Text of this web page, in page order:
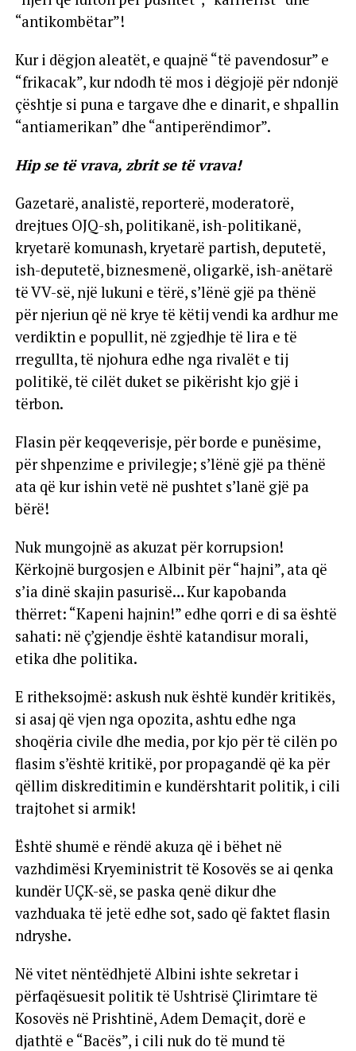
“antikombëtar”!
Kur i dëgjon aleatët, e quajnë “të pavendosur” e
“frikacak”, kur ndodh të mos i dëgjojë për ndonjë
çështje si puna e targave dhe e dinarit, e shpallin
“antiamerikan” dhe “antiperëndimor”.
Hip se të vrava, zbrit se të vrava!
Gazetarë, analistë, reporterë, moderatorë,
drejtues OJQ-sh, politikanë, ish-politikanë,
kryetarë komunash, kryetarë partish, deputetë,
ish-deputetë, biznesmenë, oligarkë, ish-anëtarë
të VV-së, një lukuni e tërë, s’lënë gjë pa thënë
për njeriun që në krye të këtij vendi ka ardhur me
verdiktin e popullit, në zgjedhje të lira e të
rregullta, të njohura edhe nga rivalët e tij
politikë, të cilët duket se pikërisht kjo gjë i
tërbon.
Flasin për keqqeverisje, për borde e punësime,
për shpenzime e privilegje; s’lënë gjë pa thënë
ata që kur ishin vetë në pushtet s’lanë gjë pa
bërë!
Nuk mungojnë as akuzat për korrupsion!
Kërkojnë burgosjen e Albinit për “hajni”, ata që
s’ia dinë skajin pasurisë… Kur kapobanda
thërret: “Kapeni hajnin!” edhe qorri e di sa është
sahati: në ç’gjendje është katandisur morali,
etika dhe politika.
E ritheksojmë: askush nuk është kundër kritikës,
si asaj që vjen nga opozita, ashtu edhe nga
shoqëria civile dhe media, por kjo për të cilën po
flasim s’është kritikë, por propagandë që ka për
qëllim diskreditimin e kundërshtarit politik, i cili
trajtohet si armik!
Është shumë e rëndë akuza që i bëhet në
vazhdimësi Kryeministrit të Kosovës se ai qenka
kundër UÇK-së, se paska qenë dikur dhe
vazhduaka të jetë edhe sot, sado që faktet flasin
ndryshe.
Në vitet nëntëdhjetë Albini ishte sekretar i
përfaqësuesit politik të Ushtrisë Çlirimtare të
Kosovës në Prishtinë, Adem Demaçit, dorë e
djathtë e “Bacës”, i cili nuk do të mund të